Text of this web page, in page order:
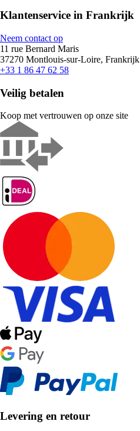
Klantenservice in Frankrijk
Neem contact op
11 rue Bernard Maris
37270 Montlouis-sur-Loire, Frankrijk
+33 1 86 47 62 58
Veilig betalen
Koop met vertrouwen op onze site
Levering en retour